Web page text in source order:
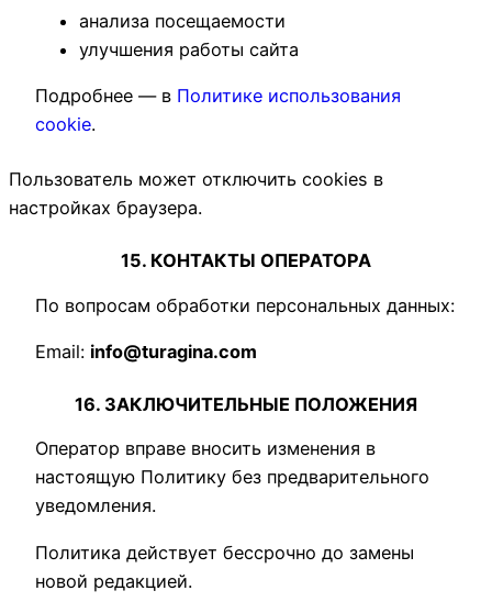
анализа посещаемости
улучшения работы сайта
Подробнее — в Политике использования
cookie.
Пользователь может отключить cookies в
настройках браузера.
15. КОНТАКТЫ ОПЕРАТОРА
По вопросам обработки персональных данных:
Email: info@turagina.com
16. ЗАКЛЮЧИТЕЛЬНЫЕ ПОЛОЖЕНИЯ
Оператор вправе вносить изменения в
настоящую Политику без предварительного
уведомления.
Политика действует бессрочно до замены
новой редакцией.